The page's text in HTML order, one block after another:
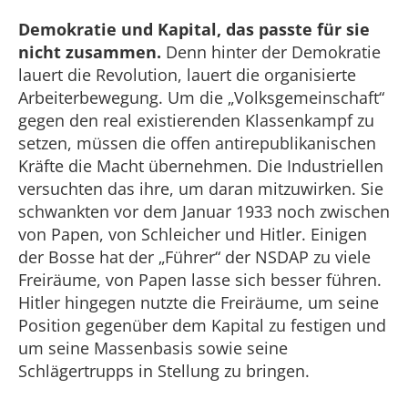
Demokratie und Kapital, das passte für sie
nicht zusammen. Denn hinter der Demokratie
lauert die Revolution, lauert die organisierte
Arbeiterbewegung. Um die „Volksgemeinschaft“
gegen den real existierenden Klassenkampf zu
setzen, müssen die offen antirepublikanischen
Kräfte die Macht übernehmen. Die Industriellen
versuchten das ihre, um daran mitzuwirken. Sie
schwankten vor dem Januar 1933 noch zwischen
von Papen, von Schleicher und Hitler. Einigen
der Bosse hat der „Führer“ der NSDAP zu viele
Freiräume, von Papen lasse sich besser führen.
Hitler hingegen nutzte die Freiräume, um seine
Position gegenüber dem Kapital zu festigen und
um seine Massenbasis sowie seine
Schlägertrupps in Stellung zu bringen.